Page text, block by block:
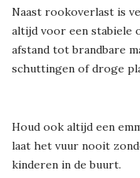
Naast rookoverlast is
altijd voor een stabiele
afstand tot brandbare
schuttingen of droge
Houd ook altijd een
laat het vuur nooit
kinderen in de buurt.